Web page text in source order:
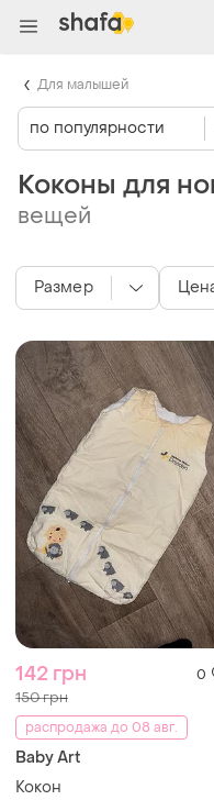
Коконы для
вещей
142 грн 0
150 грн
распродажа до 08 авг.
Baby Art
Кокон
Размер
по популярности
Для малышей